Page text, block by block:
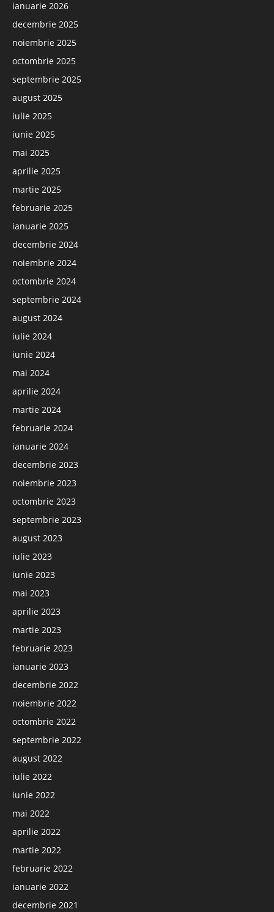
ianuarie 2026
decembrie 2025
noiembrie 2025
octombrie 2025
septembrie 2025
august 2025
iulie 2025
iunie 2025
mai 2025
aprilie 2025
martie 2025
februarie 2025
ianuarie 2025
decembrie 2024
noiembrie 2024
octombrie 2024
septembrie 2024
august 2024
iulie 2024
iunie 2024
mai 2024
aprilie 2024
martie 2024
februarie 2024
ianuarie 2024
decembrie 2023
noiembrie 2023
octombrie 2023
septembrie 2023
august 2023
iulie 2023
iunie 2023
mai 2023
aprilie 2023
martie 2023
februarie 2023
ianuarie 2023
decembrie 2022
noiembrie 2022
octombrie 2022
septembrie 2022
august 2022
iulie 2022
iunie 2022
mai 2022
aprilie 2022
martie 2022
februarie 2022
ianuarie 2022
decembrie 2021